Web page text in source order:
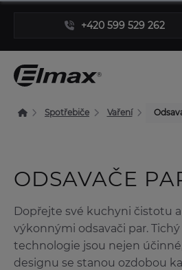
+420 599 529 262
Spotřebiče Vaření
ODSAVAČE
Dopřejte své kuchyni čistotu
výkonnými odsavači par.
technologie jsou nejen
designu se stanou ozdobou